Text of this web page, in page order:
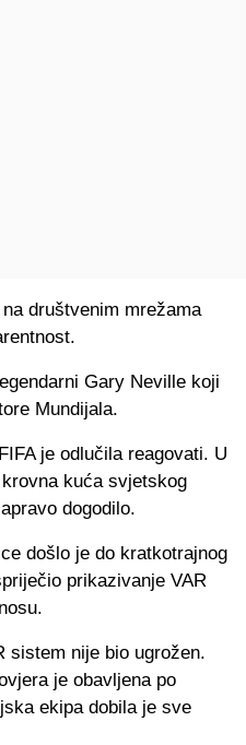
društvenim mrežama
Gary Neville koji
Mundijala.
je odlučila reagovati. U
kuća svjetskog
dogodilo.
došlo je do kratkotrajnog
prikazivanje VAR
sistem nije bio ugrožen.
je obavljena po
ekipa dobila je sve